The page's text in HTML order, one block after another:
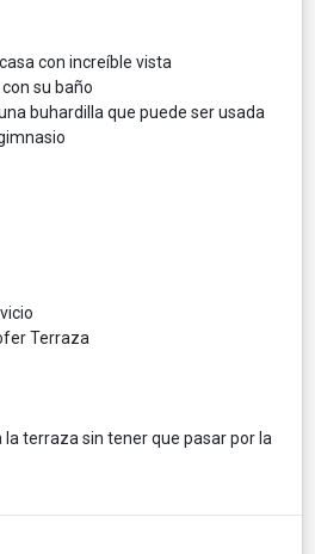
con increíble vista
su baño
buhardilla que puede ser usada
Terraza
terraza sin tener que pasar por la